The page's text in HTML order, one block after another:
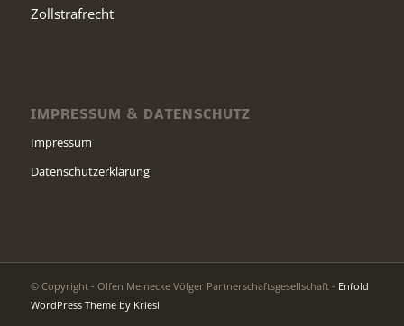
Zollstrafrecht
IMPRESSUM & DATENSCHUTZ
Impressum
Datenschutzerklärung
© Copyright - Olfen Meinecke Völger Partnerschaftsgesellschaft - Enfold
WordPress Theme by Kriesi